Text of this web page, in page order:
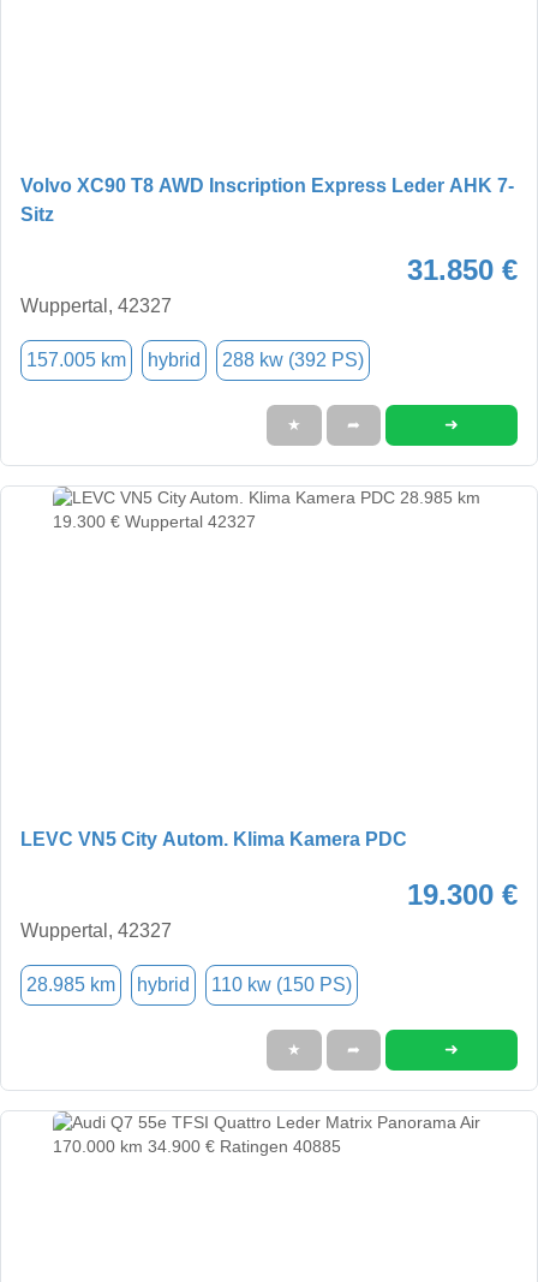
Volvo XC90 T8 AWD Inscription Express Leder AHK 7-
Sitz
31.850 €
Wuppertal, 42327
157.005 km hybrid 288 kw (392 PS)
★ ➦ ➜
LEVC VN5 City Autom. Klima Kamera PDC
19.300 €
Wuppertal, 42327
28.985 km hybrid 110 kw (150 PS)
★ ➦ ➜